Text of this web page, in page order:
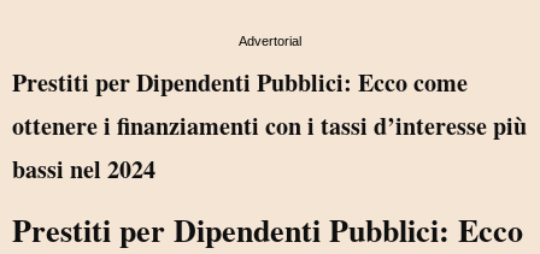
Advertorial
Prestiti per Dipendenti Pubblici: Ecco come
ottenere i finanziamenti con i tassi d’interesse più
bassi nel 2024
Prestiti per Dipendenti Pubblici: Ecco